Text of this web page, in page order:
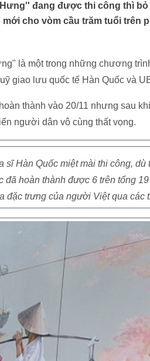
đang được thi công thì
cho vòm cầu trăm tuổi trên
là một trong những chương
giao lưu quốc tế Hàn Quốc và
thành vào 20/11 nhưng sau
người dân vô cùng thất vọng.
sĩ Hàn Quốc miệt mài thi công,
đã hoàn thành được 6 trên tổng
đặc trưng của người Việt qua các